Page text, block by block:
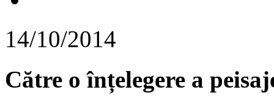
14/10/2014
Către o înțelegere a